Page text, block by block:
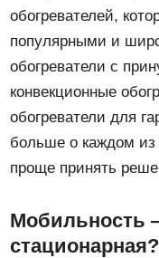
обогревателей,
популярными и
обогреватели с
конвекционные
обогреватели для
больше о каждом из
проще принять
Мобильность
стационарная?